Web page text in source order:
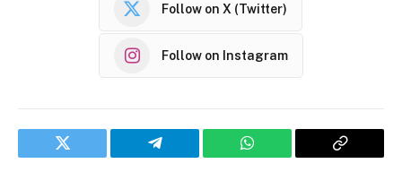
Follow on X (Twitter)
Follow on Instagram
Twitter Telegram WhatsApp
Copy